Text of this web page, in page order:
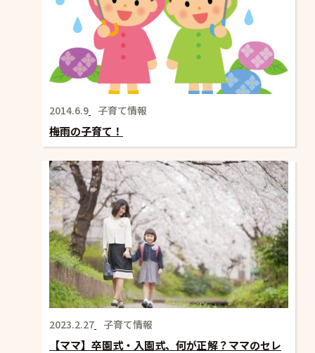
2014.6.9 子育て情報
梅雨の子育て！
2023.2.27 子育て情報
【ママ】卒園式・入園式、何が正解？ママのセレ